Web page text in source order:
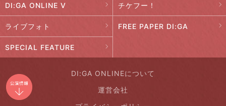
DI:GA ONLINE V チケフー！
ライブフォト FREE PAPER DI:GA
SPECIAL FEATURE
DI:GA ONLINEについて
運営会社